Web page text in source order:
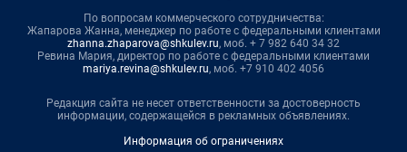
По вопросам коммерческого сотрудничества:
Жапарова Жанна, менеджер по работе с федеральными клиентами
zhanna.zhaparova@shkulev.ru, моб. + 7 982 640 34 32
Ревина Мария, директор по работе с федеральными клиентами
mariya.revina@shkulev.ru, моб. +7 910 402 4056
Редакция сайта не несет ответственности за достоверность
информации, содержащейся в рекламных объявлениях.
Информация об ограничениях